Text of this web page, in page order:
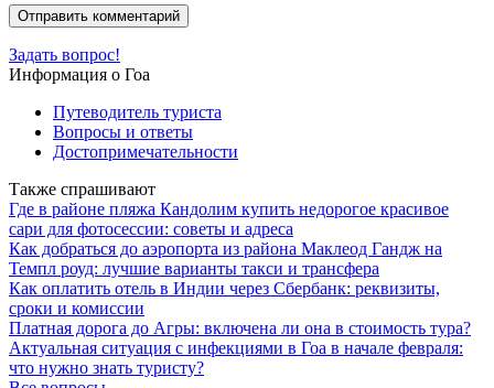
Задать вопрос!
Информация о Гоа
Путеводитель туриста
Вопросы и ответы
Достопримечательности
Также спрашивают
Где в районе пляжа Кандолим купить недорогое красивое
сари для фотосессии: советы и адреса
Как добраться до аэропорта из района Маклеод Гандж на
Темпл роуд: лучшие варианты такси и трансфера
Как оплатить отель в Индии через Сбербанк: реквизиты,
сроки и комиссии
Платная дорога до Агры: включена ли она в стоимость тура?
Актуальная ситуация с инфекциями в Гоа в начале февраля:
что нужно знать туристу?